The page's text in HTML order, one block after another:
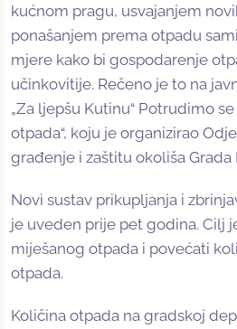
kućnom pragu, usvajanjem
ponašanjem prema otpadu
mjere kako bi gospodarenje
učinkovitije. Rečeno je to na
„Za ljepšu Kutinu“ Potrudimo
otpada“, koju je organizirao
građenje i zaštitu okoliša Grada
Novi sustav prikupljanja i
je uveden prije pet godina. Cilj
miješanog otpada i povećati
otpada.
Količina otpada na gradskoj